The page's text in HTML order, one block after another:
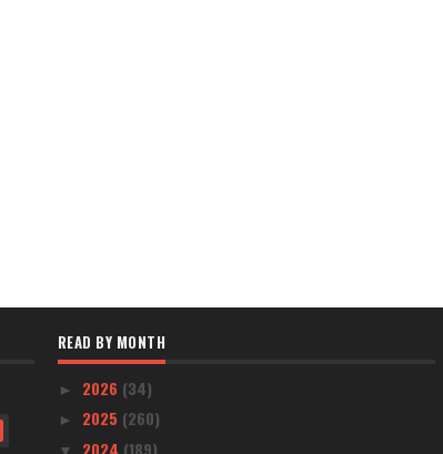
READ BY MONTH
► 2026 (34)
► 2025 (260)
▼ 2024 (189)